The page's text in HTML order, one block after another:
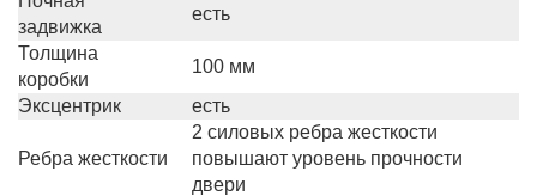
задвижка
есть
Толщина
коробки
100 мм
Эксцентрик
есть
Ребра жесткости
2 силовых ребра жесткости
повышают уровень прочности
двери